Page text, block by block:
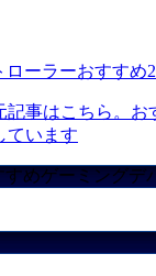
ローラーおすすめ
記事はこちら。お
ています
すめゲーミングデ